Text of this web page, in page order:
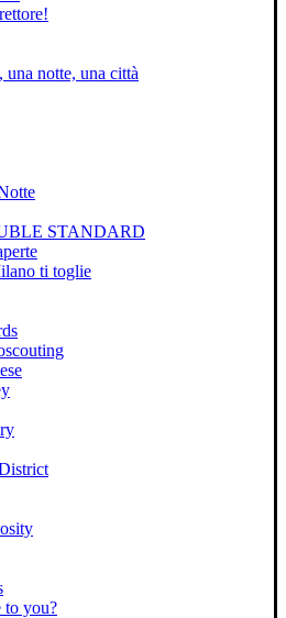
una notte, una città
STANDARD
ti toglie
to you?